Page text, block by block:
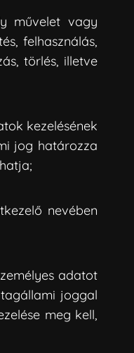
művelet vagy
felhasználás,
törlés, illetve
kezelésének
jog határozza
nevében
adatot
joggal
meg kell,